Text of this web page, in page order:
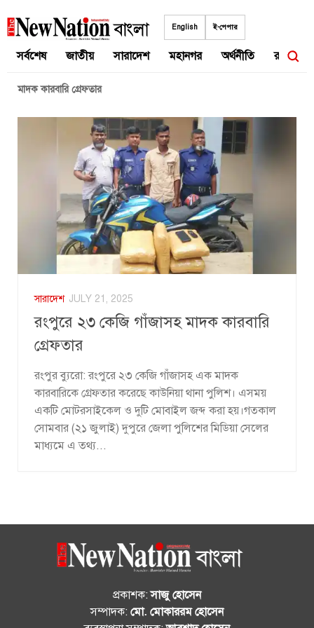
to
English ই-পেপার
সর্বশেষ জাতীয় সারাদেশ মহানগর অর্থনীতি রাজনীতি
মাদক কারবারি গ্রেফতার
সারাদেশ JULY 21, 2025
রংপুরে ২৩ কেজি গাঁজাসহ মাদক কারবারি
গ্রেফতার
রংপুর ব্যুরো: রংপুরে ২৩ কেজি গাঁজাসহ এক মাদক
কারবারিকে গ্রেফতার করেছে কাউনিয়া থানা পুলিশ। এসময়
একটি মোটরসাইকেল ও দুটি মোবাইল জব্দ করা হয়।গতকাল
সোমবার (২১ জুলাই) দুপুরে জেলা পুলিশের মিডিয়া সেলের
মাধ্যমে এ তথ্য...
প্রকাশক:সাজু হোসেন
সম্পাদক: মো. মোকাররম হোসেন